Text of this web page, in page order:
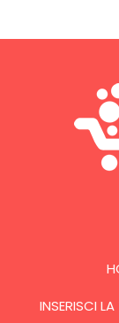
INSERISCI